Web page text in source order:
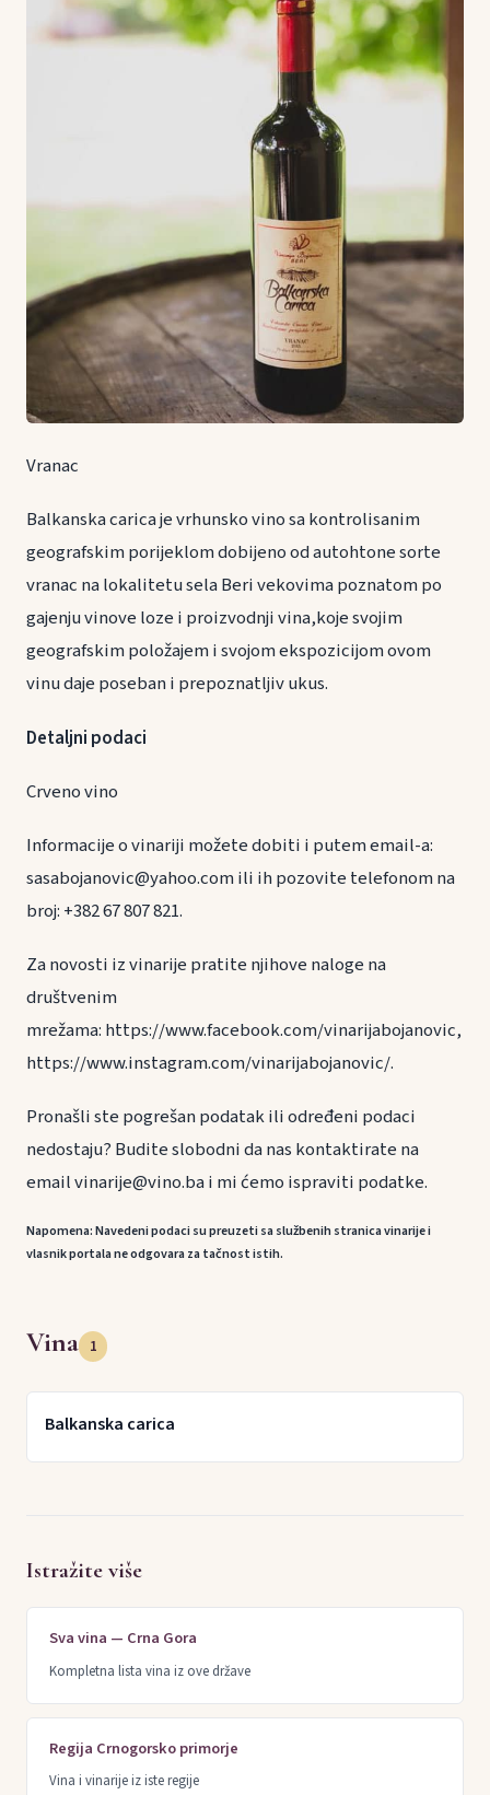
Vranac
Balkanska carica je vrhunsko vino sa kontrolisanim
geografskim porijeklom dobijeno od autohtone sorte
vranac na lokalitetu sela Beri vekovima poznatom po
gajenju vinove loze i proizvodnji vina,koje svojim
geografskim položajem i svojom ekspozicijom ovom
vinu daje poseban i prepoznatljiv ukus.
Detaljni podaci
Crveno vino
Informacije o vinariji možete dobiti i putem email-a:
sasabojanovic@yahoo.com ili ih pozovite telefonom na
broj: +382 67 807 821.
Za novosti iz vinarije pratite njihove naloge na
društvenim
mrežama: https://www.facebook.com/vinarijabojanovic,
https://www.instagram.com/vinarijabojanovic/.
Pronašli ste pogrešan podatak ili određeni podaci
nedostaju? Budite slobodni da nas kontaktirate na
email vinarije@vino.ba i mi ćemo ispraviti podatke.
Napomena: Navedeni podaci su preuzeti sa službenih stranica vinarije i
vlasnik portala ne odgovara za tačnost istih.
Vina 1
Balkanska carica
Istražite više
Sva vina — Crna Gora
Kompletna lista vina iz ove države
Regija Crnogorsko primorje
Vina i vinarije iz iste regije